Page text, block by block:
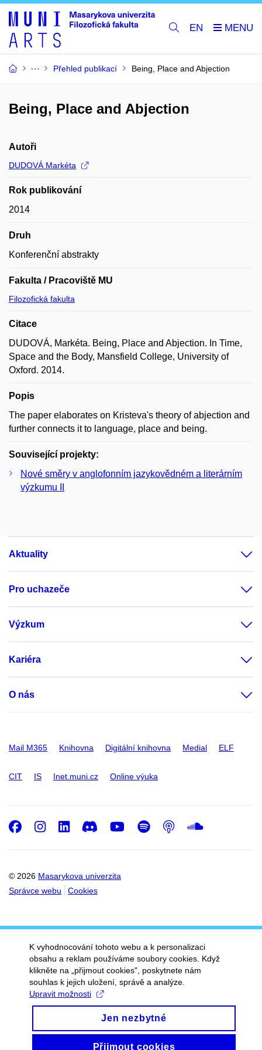
EN
Přehled publikací Being, Place and Abjection
Being, Place and Abjection
Autoři
DUDOVÁ Markéta
Rok publikování
2014
Druh
Konferenční abstrakty
Fakulta / Pracoviště MU
Filozofická fakulta
Citace
DUDOVÁ, Markéta. Being, Place and Abjection. In Time,
Space and the Body, Mansfield College, University of
Oxford. 2014.
Popis
The paper elaborates on Kristeva's theory of abjection and
further connects it to language, place and being.
Související projekty:
Nové směry v anglofonním jazykovědném a literárním
výzkumu II
Aktuality
Pro uchazeče
Výzkum
Kariéra
O nás
Mail M365 Knihovna Digitální knihovna Medial ELF
CIT IS Inet.muni.cz Online výuka
© 2026 Masarykova univerzita
Správce webu
Cookies
Facebook
Instagram
LinkedIn
DiscordYoutube
Spotify
Podcast
K vyhodnocování tohoto webu a k personalizaci
obsahu a reklam používáme soubory cookies. Když
klikněte na „přijmout cookies", poskytnete nám
souhlas k jejich uložení, správě a analýze.
Upravit možnosti
Jen nezbytné
Přijmout cookies